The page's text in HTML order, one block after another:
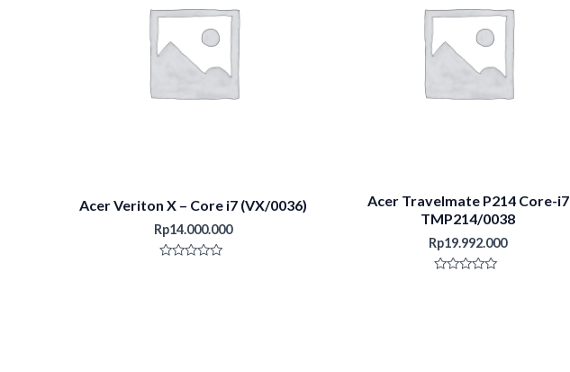
Acer Veriton X – Core i7 (VX/0036)
Rp14.000.000
Acer Travelmate P214 Core-i7
TMP214/0038
Rp19.992.000